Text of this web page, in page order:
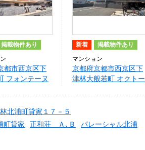
掲載物件あり
都市西京区下
フォンテーヌ
新着 掲載物件あり
マンション
京都府京都市西京区下
津林大般若町 オクトー
北浦町貸家１７－５
町貸家 正和荘 Ａ､Ｂ
パレーシャル北浦